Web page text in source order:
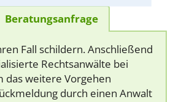
Beratungsanfrage
Fall schildern. Anschließend
Rechtsanwälte bei
das weitere Vorgehen
durch einen Anwalt